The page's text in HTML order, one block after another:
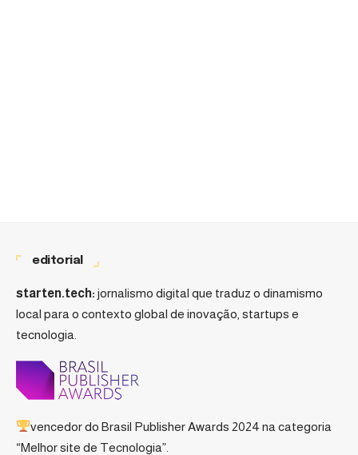
editorial
starten.tech: jornalismo digital que traduz o dinamismo
local para o contexto global de inovação, startups e
tecnologia.
vencedor do Brasil Publisher Awards 2024 na categoria
“Melhor site de Tecnologia”.